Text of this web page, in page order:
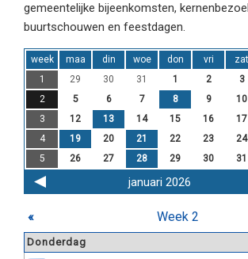
gemeentelijke bijeenkomsten,
buurtschouwen en feestdagen.
week maa din woe don vri zat
1
29 30 31 1 2 3
2
5 6 7 8 9 10
3
12 13 14 15 16 17
4
19 20 21 22 23 24
5
26 27 28 29 30 31
januari 2026
« Week 2
Donderdag